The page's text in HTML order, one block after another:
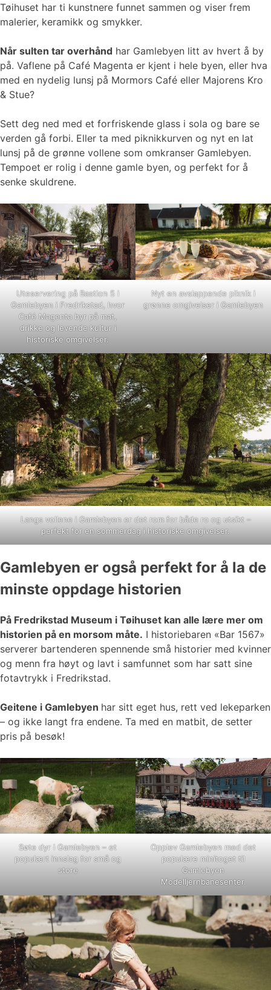
Tøihuset har ti kunstnere funnet sammen og viser frem
malerier, keramikk og smykker.
Når sulten tar overhånd har Gamlebyen litt av hvert å by
på. Vaflene på Café Magenta er kjent i hele byen, eller hva
med en nydelig lunsj på Mormors Café eller Majorens Kro
& Stue?
Sett deg ned med et forfriskende glass i sola og bare se
verden gå forbi. Eller ta med piknikkurven og nyt en lat
lunsj på de grønne vollene som omkranser Gamlebyen.
Tempoet er rolig i denne gamle byen, og perfekt for å
senke skuldrene.
Uteservering på Bastion 5 i
Gamlebyen i Fredrikstad, hvor
Café Magenta byr på mat,
drikke og levende kultur i
historiske omgivelser.
Nyt en avslappende piknik i
grønne omgivelser i Gamlebyen
Langs vollene i Gamlebyen er det rom for både ro og utsikt –
perfekt for en sommerdag i historiske omgivelser.
Gamlebyen er også perfekt for å la de
minste oppdage historien
På Fredrikstad Museum i Tøihuset kan alle lære mer om
historien på en morsom måte. I historiebaren «Bar 1567»
serverer bartenderen spennende små historier med kvinner
og menn fra høyt og lavt i samfunnet som har satt sine
fotavtrykk i Fredrikstad.
Geitene i Gamlebyen har sitt eget hus, rett ved lekeparken
– og ikke langt fra endene. Ta med en matbit, de setter
pris på besøk!
Søte dyr i Gamlebyen – et
populært innslag for små og
store
Opplev Gamlebyen med det
populære minitoget til
Gamlebyen
Modelljernbanesenter.